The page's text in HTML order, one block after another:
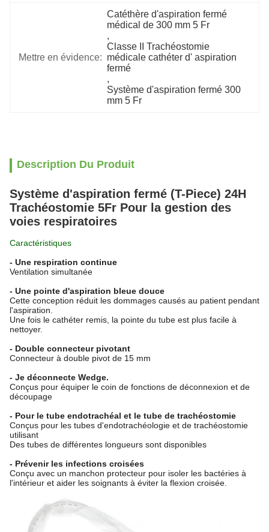
Mettre en évidence:
Catéthère d'aspiration fermé
médical de 300 mm 5 Fr
,
Classe II Trachéostomie
médicale cathéter d' aspiration
fermé
,
Système d'aspiration fermé 300
mm 5 Fr
Description Du Produit
Système d'aspiration fermé (T-Piece) 24H
Trachéostomie 5Fr Pour la gestion des
voies respiratoires
Caractéristiques
- Une respiration continue
Ventilation simultanée
- Une pointe d'aspiration bleue douce
Cette conception réduit les dommages causés au patient pendant
l'aspiration.
Une fois le cathéter remis, la pointe du tube est plus facile à
nettoyer.
- Double connecteur pivotant
Connecteur à double pivot de 15 mm
- Je déconnecte Wedge.
Conçus pour équiper le coin de fonctions de déconnexion et de
découpage
- Pour le tube endotrachéal et le tube de trachéostomie
Conçus pour les tubes d'endotrachéologie et de trachéostomie
utilisant
Des tubes de différentes longueurs sont disponibles
- Prévenir les infections croisées
Conçu avec un manchon protecteur pour isoler les bactéries à
l'intérieur et aider les soignants à éviter la flexion croisée.